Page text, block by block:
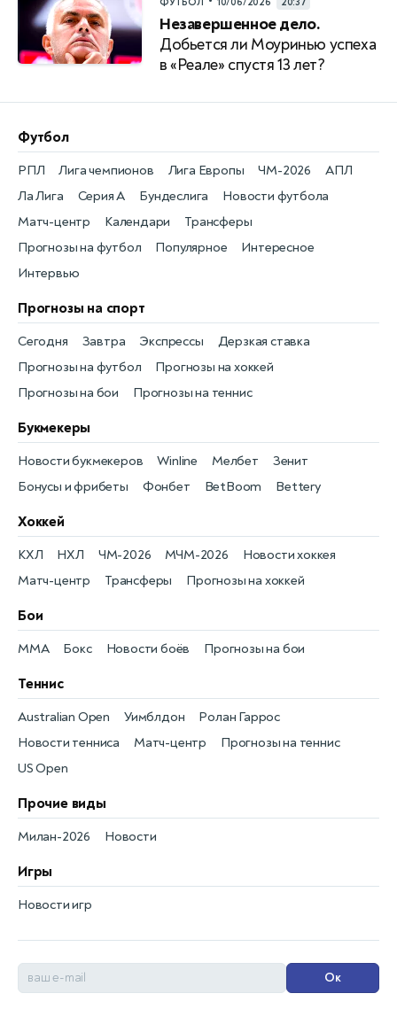
Незавершенное дело.
Добьется ли Моуринью успеха
в «Реале» спустя 13 лет?
Футбол
Новости футбола
РПЛ
Матч-центр
Лига чемпионов
Календари
Лига Европы
Трансферы
ЧМ-2026
Прогнозы на футбол
АПЛ
Популярное
Ла Лига
Интересное
Серия А
Интервью
Бундеслига
Прогнозы на спорт
Прогнозы на футбол
Сегодня
Прогнозы на хоккей
Завтра
Прогнозы на бои
Экспрессы
Прогнозы на теннис
Дерзкая ставка
Букмекеры
Бонусы и фрибеты
Новости букмекеров
Фонбет
Winline
BetBoom
Мелбет
Bettery
Зенит
Хоккей
Новости хоккея
КХЛ
Матч-центр
НХЛ
Трансферы
ЧМ-2026
Прогнозы на хоккей
МЧМ-2026
Бои
Новости боёв
MMA Прогнозы на бои
Бокс
Теннис
Новости тенниса
Australian Open
Матч-центр
Уимблдон
Прогнозы на теннис
Ролан Гаррос
US Open
Прочие виды
Новости
Милан-2026
Игры
Новости игр
Ок